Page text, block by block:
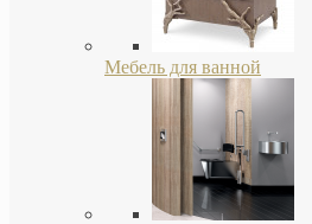
Мебель для ванной